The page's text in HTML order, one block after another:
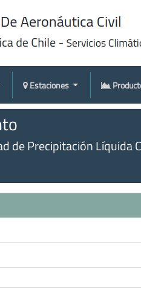
Estaciones
de Precipitación Líquida